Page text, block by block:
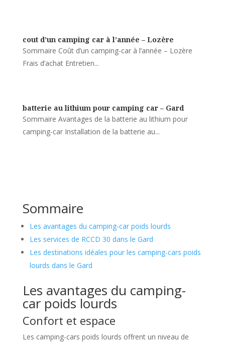
cout d’un camping car à l’année – Lozère
Sommaire Coût d’un camping-car à l’année – Lozère
Frais d’achat Entretien...
batterie au lithium pour camping car – Gard
Sommaire Avantages de la batterie au lithium pour
camping-car Installation de la batterie au...
Sommaire
Les avantages du camping-car poids lourds
Les services de RCCD 30 dans le Gard
Les destinations idéales pour les camping-cars poids
lourds dans le Gard
Les avantages du camping-
car poids lourds
Confort et espace
Les camping-cars poids lourds offrent un niveau de